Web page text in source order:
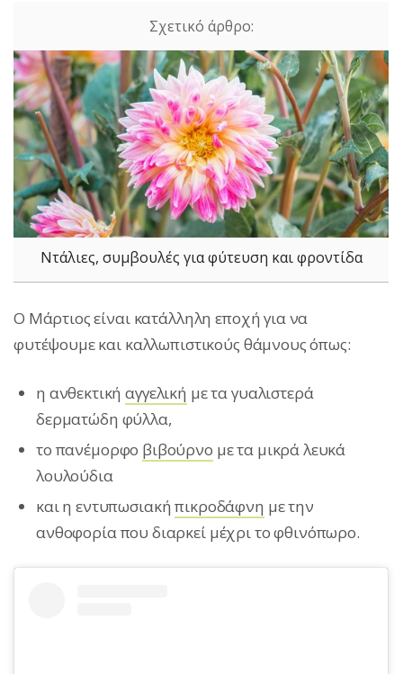
Ντάλιες, συμβουλές για φύτευση και φροντίδα
Ο Μάρτιος είναι κατάλληλη εποχή για να
φυτέψουμε και καλλωπιστικούς θάμνους όπως:
η ανθεκτικήαγγελική με τα γυαλιστερά
δερματώδη φύλλα,
το πανέμορφο βιβούρνο με τα μικρά λευκά
λουλούδια
και η εντυπωσιακήπικροδάφνη με την
ανθοφορία που διαρκεί μέχρι το φθινόπωρο.